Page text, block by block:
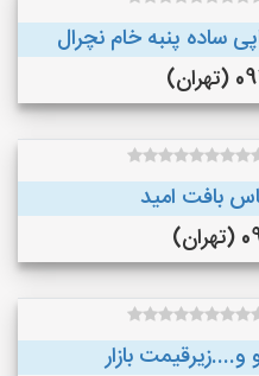
ساده پنبه خام نچرال
بافت امید
بازار